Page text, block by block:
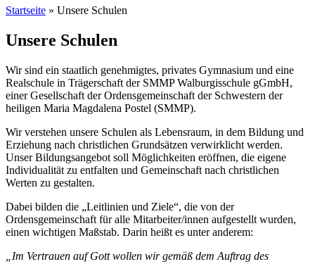
Startseite » Unsere Schulen
Unsere Schulen
Wir sind ein staatlich genehmigtes, privates Gymnasium und eine
Realschule in Trägerschaft der SMMP Walburgisschule gGmbH,
einer Gesellschaft der Ordensgemeinschaft der Schwestern der
heiligen Maria Magdalena Postel (SMMP).
Wir verstehen unsere Schulen als Lebensraum, in dem Bildung und
Erziehung nach christlichen Grundsätzen verwirklicht werden.
Unser Bildungsangebot soll Möglichkeiten eröffnen, die eigene
Individualität zu entfalten und Gemeinschaft nach christlichen
Werten zu gestalten.
Dabei bilden die „Leitlinien und Ziele“, die von der
Ordensgemeinschaft für alle Mitarbeiter/innen aufgestellt wurden,
einen wichtigen Maßstab. Darin heißt es unter anderem:
„Im Vertrauen auf Gott wollen wir gemäß dem Auftrag des